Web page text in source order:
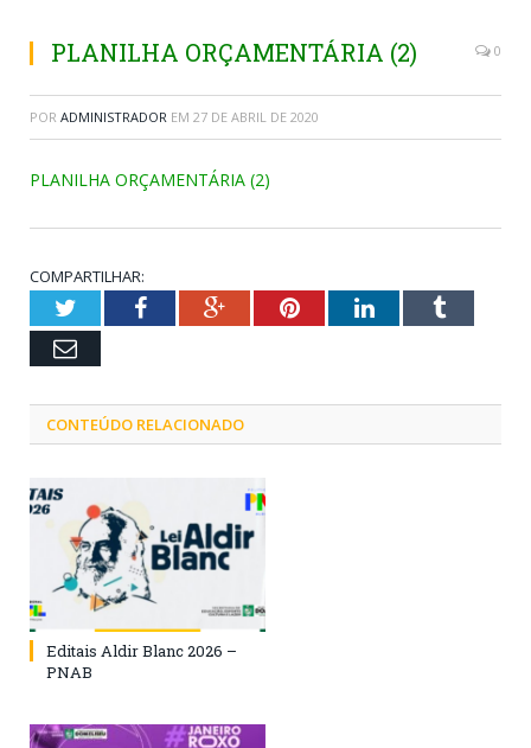
PLANILHA ORÇAMENTÁRIA (2) 0
POR ADMINISTRADOR EM 27 DE ABRIL DE 2020
PLANILHA ORÇAMENTÁRIA (2)
COMPARTILHAR:
TwitterFacebookGoogle+PinterestLinkedInTumblr
Email
CONTEÚDO RELACIONADO
Editais Aldir Blanc 2026 –
PNAB